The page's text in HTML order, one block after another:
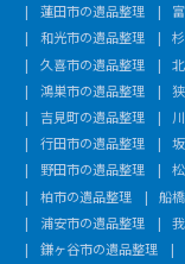
蓮田市の遺品整理
和光市の遺品整理
久喜市の遺品整理
鴻巣市の遺品整理
吉見町の遺品整理
行田市の遺品整理
野田市の遺品整理
柏市の遺品整理
船
浦安市の遺品整理
鎌ヶ谷市の遺品整理